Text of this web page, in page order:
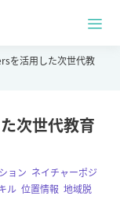
を活用した次世代教
次世代教育
ョン ネイチャーポジ
ル ,位置情報 ,地域脱